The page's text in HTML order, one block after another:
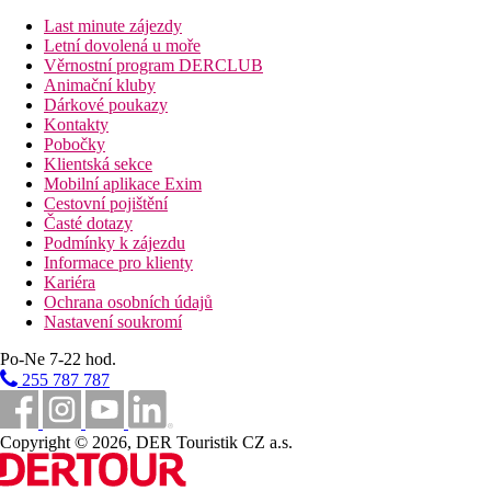
Stravování
Polopenze
Snídaně a večeře formou bufetu. Možnost dokoupení
programu all inclusive.
All inclusive
Snídaně, oběd a večeře formou bufetu
Lehký snack (10.00–20.00 hod., mimo dobu hlavních
jídel)
Vybrané nealkoholické a alkoholické nápoje (10.00–23.30
hod.)
Na vyžádání a zpětné potvrzení možnost zajištění
bezlepkové stravy (pouze vybraná jídla).
Sportovní nabídka
Zdarma:fitness, multifunkční hřiště, stolní tenis.
Za poplatek:
Děti
Dětský bazén, miniklub, dětská postýlka zdarma (na vyžádání).
Aquapark sdílený s hotelem Best Oasis Tropical.
Karty
Last minute zájezdy
Letní dovolená u moře
Věrnostní program DERCLUB
Animační kluby
Dárkové poukazy
Kontakty
Pobočky
Klientská sekce
Mobilní aplikace Exim
Cestovní pojištění
Časté dotazy
Podmínky k zájezdu
Informace pro klienty
Kariéra
Ochrana osobních údajů
Nastavení soukromí
Po-Ne 7-22 hod.
255 787 787
Copyright © 2026, DER Touristik CZ a.s.